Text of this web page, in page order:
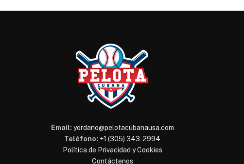
Email: yordano@pelotacubanausa.com
Teléfono: +1 (305) 343-2994
Política de Privacidad y Cookies
Contáctenos